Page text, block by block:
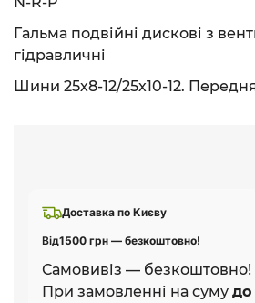
Доставка по Києву
Від1500 грн — безкоштовно!
Самовивіз — безкоштовно!
При замовленні на суму до
Гальма подвійні дискові з
гідравличні
Шини 25х8-12/25х10-12.